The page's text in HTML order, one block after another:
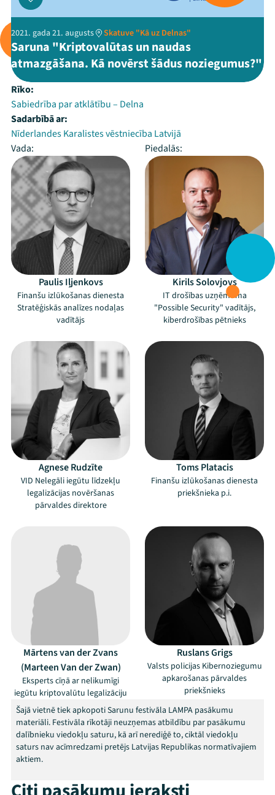
Mana programma
Festivāls
Programma
Arhīvs
2021. gada 21. augusts Skatuve "Kā uz Delnas"
Saruna "Kriptovalūtas un naudas
atmazgāšana. Kā novērst šādus noziegumus?"
Rīko:
Sabiedrība par atklātību – Delna
Sadarbībā ar:
Nīderlandes Karalistes vēstniecība Latvijā
Vada:
Piedalās:
Paulis Iļjenkovs
Finanšu izlūkošanas dienesta
Stratēģiskās analīzes nodaļas
vadītājs
Kirils Solovjovs
IT drošības uzņēmuma
"Possible Security" vadītājs,
kiberdrošības pētnieks
Agnese Rudzīte
VID Nelegāli iegūtu līdzekļu
legalizācijas novēršanas
pārvaldes direktore
Toms Platacis
Finanšu izlūkošanas dienesta
priekšnieka p.i.
Mārtens van der Zvans
(Marteen Van der Zwan)
Eksperts cīņā ar nelikumīgi
iegūtu kriptovalūtu legalizāciju
Ruslans Grigs
Valsts policijas Kibernoziegumu
apkarošanas pārvaldes
priekšnieks
Šajā vietnē tiek apkopoti Sarunu festivāla LAMPA pasākumu
materiāli. Festivāla rīkotāji neuzņemas atbildību par pasākumu
dalībnieku viedokļu saturu, kā arī nerediģē to, ciktāl viedokļu
saturs nav acīmredzami pretējs Latvijas Republikas normatīvajiem
aktiem.